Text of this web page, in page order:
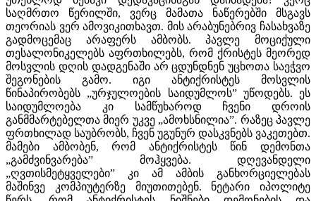
საღმრთო წერილში, ვერც მამათა ნაწერებში მსგავს
თეორიას ვერ ამოვიკითხავთ. მის არაბუნებრივ ჩასახვაზე
გადმოცემაც არაფერს ამბობს. პავლე მოციქული
თესალონიკელებს აფრთხილებს, რომ ქრისტეს მეორედ
მოსვლის დღის დადგენაში არ ცდუნდნენ უცხოთა საეჭვო
შეგონების გამო. იგი ანტიქრისტეს მოსვლის
წინაპირობებს „ურჯულოების საიდუმლოს” უწოდებს. ეს
საიდუმლოება კი სამწუხაროდ ჩვენი დროის
განმმარტებელთა მიერ უკვე „ამოხსნილია”. რაზეც პავლე
ფრთხილად საუბრობს, ჩვენ უგუნურ დასკვნებს ვაკეთებთ.
მამები ამბობენ, რომ ანტიქრისტეს წინ დემონთა
„გამძვინვარება” მოჰყვება. დღევანდელი
„ღვთისმეტყველები” კი ამ ამბის განხორციელებას
მაშინვე კომპიუტერზე მიუთითებენ. ნეტარი იპოლიტე